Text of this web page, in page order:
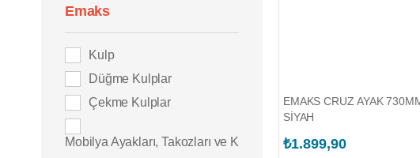
Emaks
Kulp
Düğme Kulplar
Çekme Kulplar
Mobilya Ayakları, Takozları ve Keçeler
EMAKS CRUZ AYAK
SİYAH
₺1.899,90